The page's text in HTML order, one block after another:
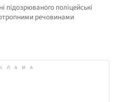
підозрюваного поліцейські
речовинами